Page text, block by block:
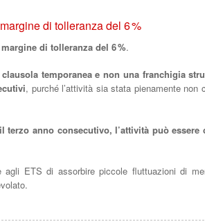
di tolleranza del 6 %
margine di tolleranza del 6 %.
temporanea e non una franchigia
, purché l’attività sia stata pienamente non
anno consecutivo, l’attività può essere
agli ETS di assorbire piccole fluttuazioni di